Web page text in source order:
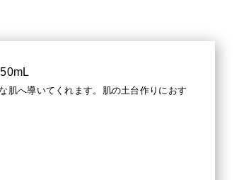
肌へ導いてくれます。肌の土台作りにおす